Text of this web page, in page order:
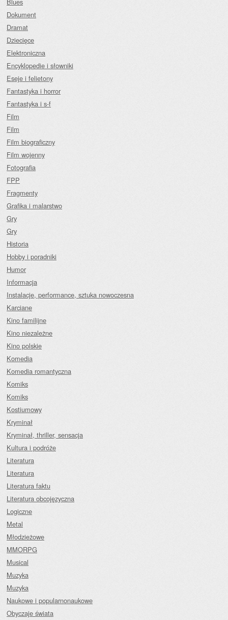
Dokument
Dramat
Dziecięce
Elektroniczna
Encyklopedie i słowniki
Eseje i felietony
Fantastyka i horror
Fantastyka i s-f
Film
Film
Film biograficzny
Film wojenny
Fotografia
FPP
Fragmenty
Grafika i malarstwo
Gry
Gry
Historia
Hobby i poradniki
Humor
Informacja
Instalacje, performance, sztuka nowoczesna
Karciane
Kino familijne
Kino niezależne
Kino polskie
Komedia
Komedia romantyczna
Komiks
Komiks
Kostiumowy
Kryminał
Kryminał, thriller, sensacja
Kultura i podróże
Literatura
Literatura
Literatura faktu
Literatura obcojęzyczna
Logiczne
Metal
Młodzieżowe
MMORPG
Musical
Muzyka
Muzyka
Naukowe i popularnonaukowe
Obyczaje świata